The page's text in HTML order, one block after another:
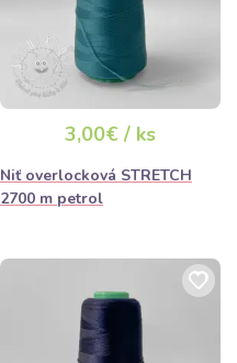
3,00€ / ks
Niť overlocková STRETCH
2700 m petrol